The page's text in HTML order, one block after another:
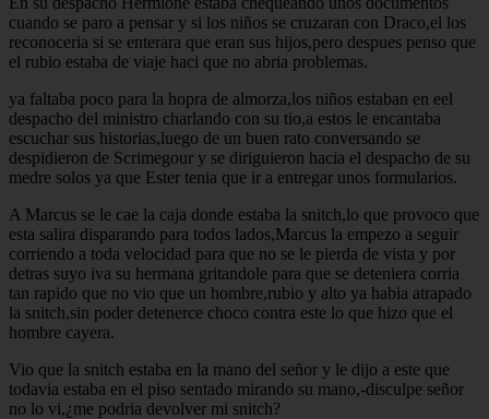
cuando se paro a pensar y si los niños se cruzaran con Draco,el los
reconoceria si se enterara que eran sus hijos,pero despues penso que
el rubio estaba de viaje haci que no abria problemas.
ya faltaba poco para la hopra de almorza,los niños estaban en eel
despacho del ministro charlando con su tio,a estos le encantaba
escuchar sus historias,luego de un buen rato conversando se
despidieron de Scrimegour y se diriguieron hacia el despacho de su
medre solos ya que Ester tenia que ir a entregar unos formularios.
A Marcus se le cae la caja donde estaba la snitch,lo que provoco que
esta salira disparando para todos lados,Marcus la empezo a seguir
corriendo a toda velocidad para que no se le pierda de vista y por
detras suyo iva su hermana gritandole para que se deteniera corria
tan rapido que no vio que un hombre,rubio y alto ya habia atrapado
la snitch,sin poder detenerce choco contra este lo que hizo que el
hombre cayera.
Vio que la snitch estaba en la mano del señor y le dijo a este que
todavia estaba en el piso sentado mirando su mano,-disculpe señor
no lo vi,¿me podria devolver mi snitch?